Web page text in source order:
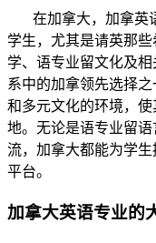
在加拿大，加拿英
学生，尤其是请英那
学、语专业留文化及
系中的加拿领先选择
和多元文化的环境，
地。无论是语专业留
流，加拿大都能为学
平台。
加拿大英语专业的